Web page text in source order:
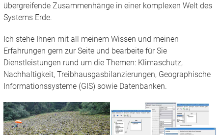
übergreifende Zusammenhänge in einer komplexen Welt des
Systems Erde.
Ich stehe Ihnen mit all meinem Wissen und meinen
Erfahrungen gern zur Seite und bearbeite für Sie
Dienstleistungen rund um die Themen: Klimaschutz,
Nachhaltigkeit, Treibhausgasbilanzierungen, Geographische
Informationssysteme (GIS) sowie Datenbanken.